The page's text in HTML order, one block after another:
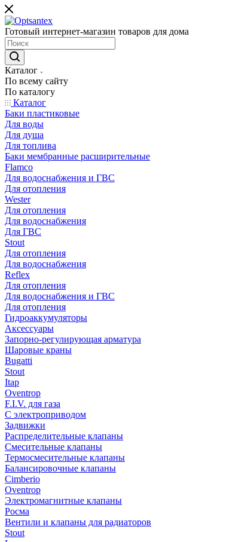
Готовый интернет-магазин товаров для дома
Каталог
По всему сайту
По каталогу
Каталог
Баки пластиковые
Для воды
Для душа
Для топлива
Баки мембранные расширительные
Flamco
Для водоснабжения и ГВС
Для отопления
Wester
Для отопления
Для водоснабжения
Для ГВС
Stout
Для отопления
Для водоснабжения
Reflex
Для отопления
Для водоснабжения и ГВС
Для отопления
Гидроаккумуляторы
Аксессуары
Запорно-регулирующая арматура
Шаровые краны
Bugatti
Stout
Itap
Oventrop
F.I.V. для газа
С электроприводом
Задвижки
Распределительные клапаны
Cмесительные клапаны
Термосмесительные клапаны
Балансировочные клапаны
Cimberio
Oventrop
Электромагнитные клапаны
Росма
Вентили и клапаны для радиаторов
Stout